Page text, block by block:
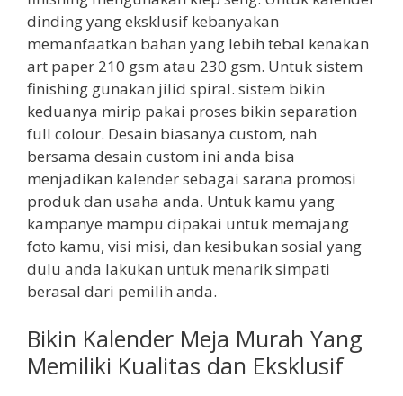
dinding yang eksklusif kebanyakan
memanfaatkan bahan yang lebih tebal kenakan
art paper 210 gsm atau 230 gsm. Untuk sistem
finishing gunakan jilid spiral. sistem bikin
keduanya mirip pakai proses bikin separation
full colour. Desain biasanya custom, nah
bersama desain custom ini anda bisa
menjadikan kalender sebagai sarana promosi
produk dan usaha anda. Untuk kamu yang
kampanye mampu dipakai untuk memajang
foto kamu, visi misi, dan kesibukan sosial yang
dulu anda lakukan untuk menarik simpati
berasal dari pemilih anda.
Bikin Kalender Meja Murah Yang
Memiliki Kualitas dan Eksklusif